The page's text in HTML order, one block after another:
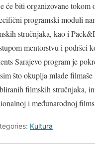
će biti organizovane tokom
programski moduli
stručnjaka, kao i
mentorstvu i podršci
Sarajevo program je
što okuplja mlade
filmskih stručnjaka,
i međunarodnoj
Kultura